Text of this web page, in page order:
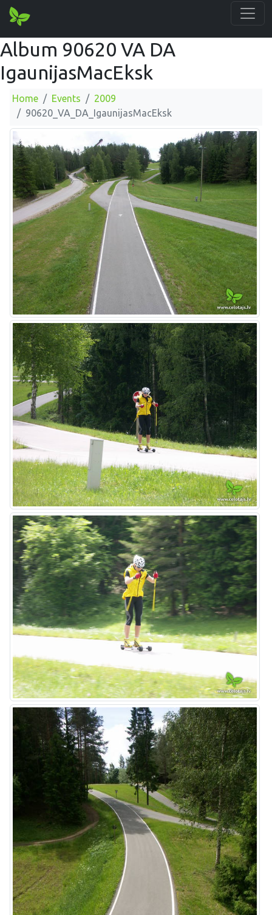
Album 90620 VA DA
IgaunijasMacEksk
Home Events
2009
90620_VA_DA_IgaunijasMacEksk